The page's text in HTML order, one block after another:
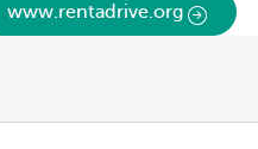
www.rentadrive.org